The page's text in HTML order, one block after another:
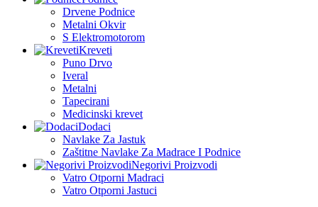
Drvene Podnice
Metalni Okvir
S Elektromotorom
Kreveti
Puno Drvo
Iveral
Metalni
Tapecirani
Medicinski krevet
Dodaci
Navlake Za Jastuk
Zaštitne Navlake Za Madrace I Podnice
Negorivi Proizvodi
Vatro Otporni Madraci
Vatro Otporni Jastuci